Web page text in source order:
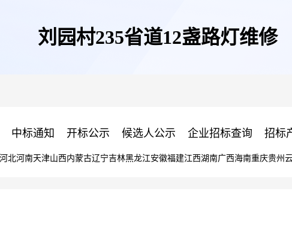
刘园村235省道12盏路灯维修
中标通知 开标公示 候选人公示 企业招标查询 招标
河北河南天津山西内蒙古辽宁吉林黑龙江安徽福建江西湖南广西海南重庆贵州